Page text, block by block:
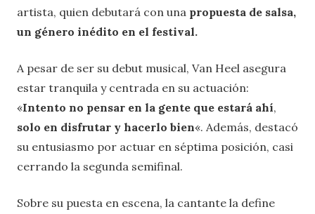
artista, quien debutará con una propuesta de salsa,
un género inédito en el festival.
A pesar de ser su debut musical, Van Heel asegura
estar tranquila y centrada en su actuación:
«Intento no pensar en la gente que estará ahí,
solo en disfrutar y hacerlo bien«. Además, destacó
su entusiasmo por actuar en séptima posición, casi
cerrando la segunda semifinal.
Sobre su puesta en escena, la cantante la define